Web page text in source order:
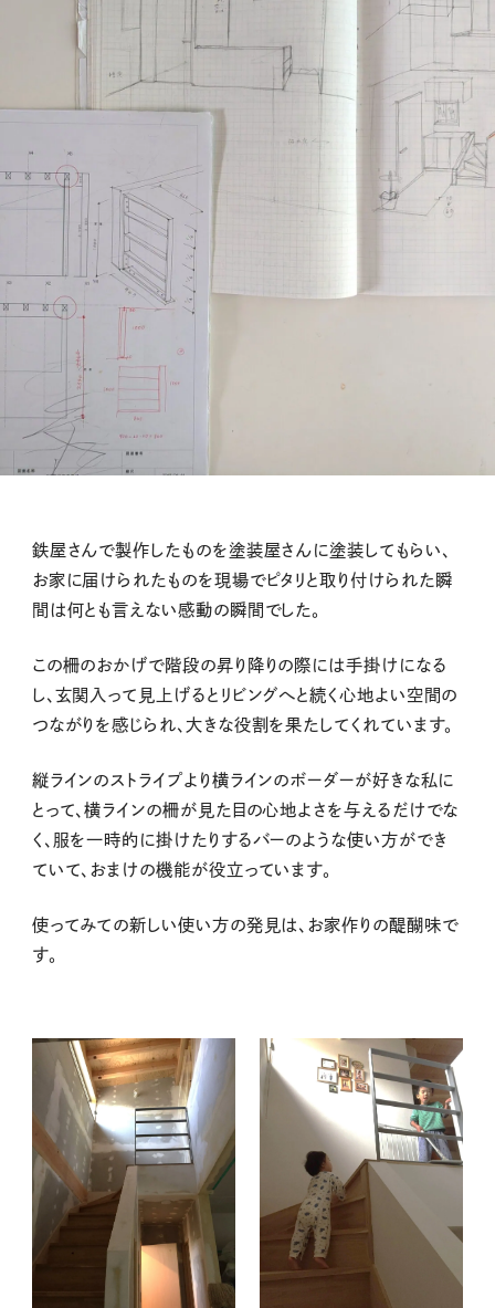
鉄屋さんで製作したものを塗装屋さんに塗装してもらい、
お家に届けられたものを現場でピタリと取り付けられた瞬
間は何とも言えない感動の瞬間でした。
この柵のおかげで階段の昇り降りの際には手掛けになる
し、玄関入って見上げるとリビングへと続く心地よい空間の
つながりを感じられ、大きな役割を果たしてくれています。
縦ラインのストライプより横ラインのボーダーが好きな私に
とって、横ラインの柵が見た目の心地よさを与えるだけでな
く、服を一時的に掛けたりするバーのような使い方ができ
ていて、おまけの機能が役立っています。
使ってみての新しい使い方の発見は、お家作りの醍醐味で
す。